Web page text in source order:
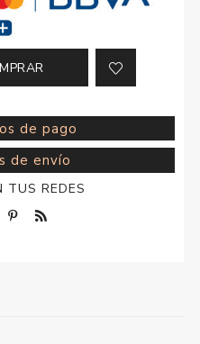
de pago
de envío
TUS REDES